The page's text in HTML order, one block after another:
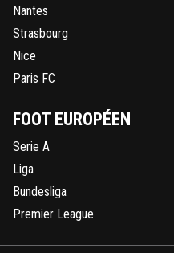
Nantes
Strasbourg
Nice
Paris FC
FOOT EUROPÉEN
Serie A
Liga
Bundesliga
Premier League